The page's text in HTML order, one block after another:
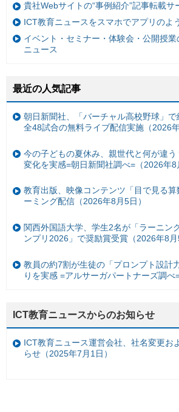
貴社Webサイトの“事例紹介”記事転載サ
ICT教育ニュースをスマホでアプリのよ
イベント・セミナー・体験会・公開授
ニュース
最近の人気記事
朝日新聞社、「バーチャル高校野球」で
全48試合の無料ライブ配信実施（2026年
今の子どもの夏休み、親世代と何が違
変化を実感=朝日新聞社調べ=（2026年8
教育出版、映像コンテンツ「目で見る算
ーミング配信（2026年8月5日）
関西外国語大学、学生2名が「ラーニン
ンプリ2026」で奨励賞受賞（2026年8月
教員の約7割が生徒の「プロンプト設計
りを実感 =アルサーガパートナーズ調べ
ICT教育ニュースからのお知らせ
ICT教育ニュース運営会社、社名変更お
らせ（2025年7月1日）